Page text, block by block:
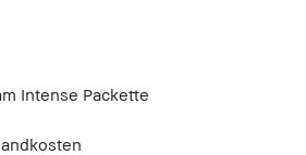
Intense Packette